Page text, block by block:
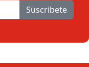
Suscribete